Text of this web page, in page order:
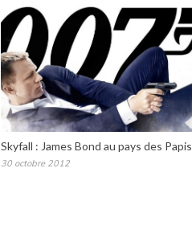
Skyfall : James Bond au pays des Papis
30 octobre 2012